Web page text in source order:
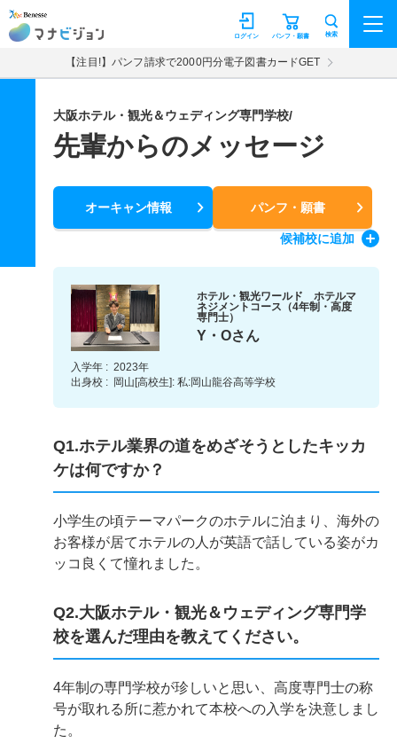
マナビジョン パンフ・願書
ログイン 検索
【注目!】パンフ請求で2000円分電子図書カードGET
大阪ホテル・観光＆ウェディング専門学校/
先輩からのメッセージ
オーキャン情報 パンフ・願書
候補校に追加
ホテル・観光ワールド ホテルマ
ネジメントコース（4年制・高度
専門士）
Y・Oさん
入学年 : 2023年
出身校 : 岡山[高校生]: 私:岡山龍谷高等学校
Q1.ホテル業界の道をめざそうとしたキッカ
ケは何ですか？
小学生の頃テーマパークのホテルに泊まり、海外の
お客様が居てホテルの人が英語で話している姿がカ
ッコ良くて憧れました。
Q2.大阪ホテル・観光＆ウェディング専門学
校を選んだ理由を教えてください。
4年制の専門学校が珍しいと思い、高度専門士の称
号が取れる所に惹かれて本校への入学を決意しまし
た。